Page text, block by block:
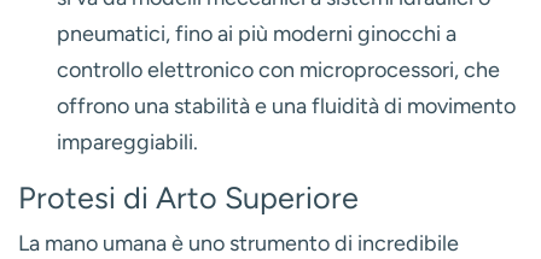
pneumatici, fino ai più moderni ginocchi a
controllo elettronico con microprocessori, che
offrono una stabilità e una fluidità di movimento
impareggiabili.
Protesi di Arto Superiore
La mano umana è uno strumento di incredibile